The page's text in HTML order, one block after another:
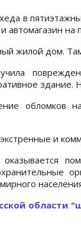
в
автомагазин на
жилой дом.
здание.
обломков
и
области